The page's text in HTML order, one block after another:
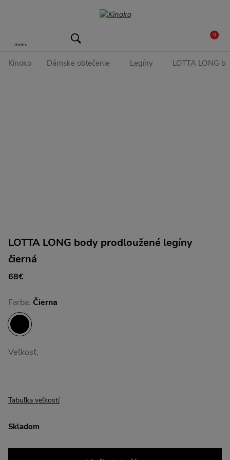
menu
0
Kinoko Dámske oblečenie Legíny LOTTA LONG
LOTTA LONG body prodloužené legíny
čierná
68€
Farba: Čierna
Veľkosť:
Tabuľka veľkostí
Skladom